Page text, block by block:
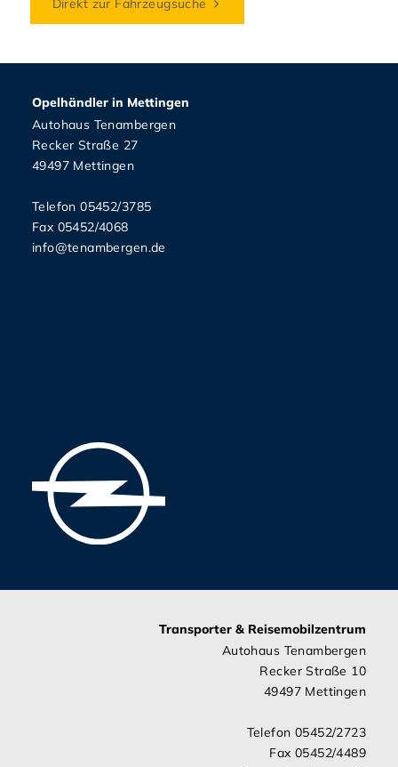
Direkt zur Fahrzeugsuche
Opelhändler in Mettingen
Autohaus Tenambergen
Recker Straße 27
49497 Mettingen
Telefon 05452/3785
Fax 05452/4068
info@tenambergen.de
Transporter & Reisemobilzentrum
Autohaus Tenambergen
Recker Straße 10
49497 Mettingen
Telefon 05452/2723
Fax 05452/4489